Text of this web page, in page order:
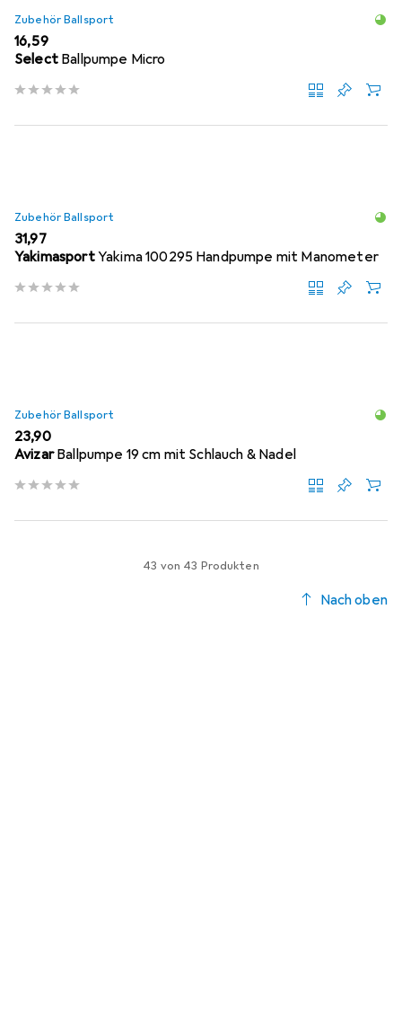
Zubehör Ballsport
EUR
16,59
Select Ballpumpe Micro
Zubehör Ballsport
EUR
31,97
YakimasportYakima 100295 Handpumpe mit Manometer
Zubehör Ballsport
EUR
23,90
Avizar Ballpumpe 19 cm mit Schlauch & Nadel
43 von 43 Produkten
Nach oben